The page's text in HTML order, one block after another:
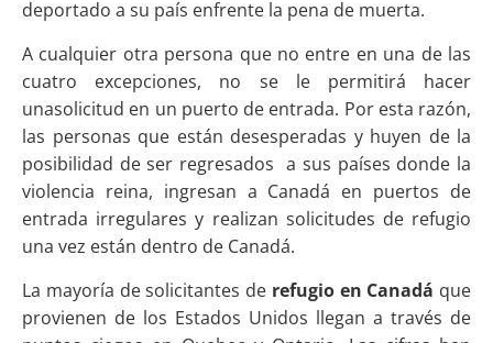
deportado a su país enfrente la pena de muerta.
A cualquier otra persona que no entre en una de las
cuatro excepciones, no se le permitirá hacer
unasolicitud en un puerto de entrada. Por esta razón,
las personas que están desesperadas y huyen de la
posibilidad de ser regresados a sus países donde la
violencia reina, ingresan a Canadá en puertos de
entrada irregulares y realizan solicitudes de refugio
una vez están dentro de Canadá.
La mayoría de solicitantes de refugio en Canadá que
provienen de los Estados Unidos llegan a través de